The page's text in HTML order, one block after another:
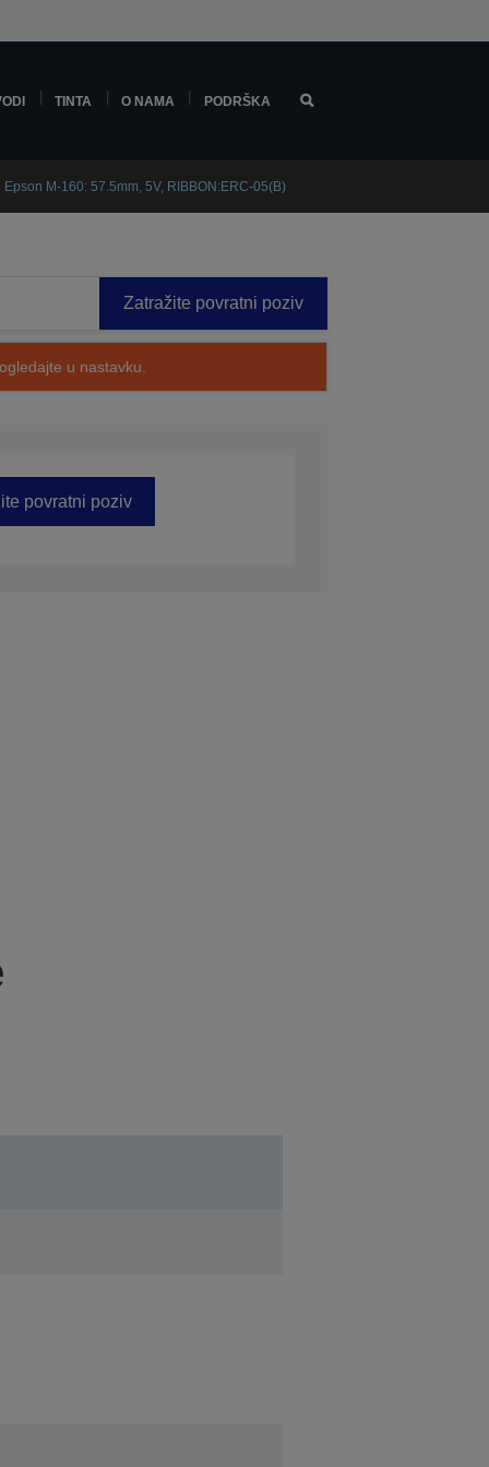
TINTA O NAMA PODRŠKA
Epson M-160: 57.5mm, 5V, RIBBON:ERC-05(B)
Zatražite povratni poziv
u nastavku.
povratni poziv